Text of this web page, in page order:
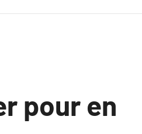
pour en